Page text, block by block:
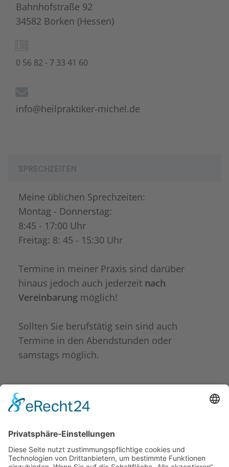
Bahnhofstraße 92
34582 Borken (Hessen)
0 56 82 - 7 33 41 60
info@heilpraktiker-michel.de
SPRECHZEITEN
Meine üblichen Sprechzeiten:
Montag - Donnerstag:
8:45 - 17:00 Uhr
Freitag: 8: 45 - 15:30 Uhr
Termine in meiner Praxis sind darüber
hinaus jedoch auch jederzeit nach
Vereinbarung möglich!
Sollten Sie berufstätig sein sind auch
Termine in den Abendstunden oder
samstags möglich.
Kontakt